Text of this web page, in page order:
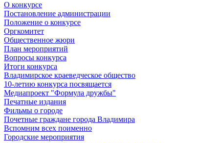
О конкурсе
Постановление администрации
Положение о конкурсе
Оргкомитет
Общественное жюри
План мероприятий
Вопросы конкурса
Итоги конкурса
Владимирское краеведческое общество
10-летию конкурса посвящается
Медиапроект "Формула дружбы"
Печатные издания
Фильмы о городе
Почетные граждане города Владимира
Вспомним всех поименно
Городские мероприятия